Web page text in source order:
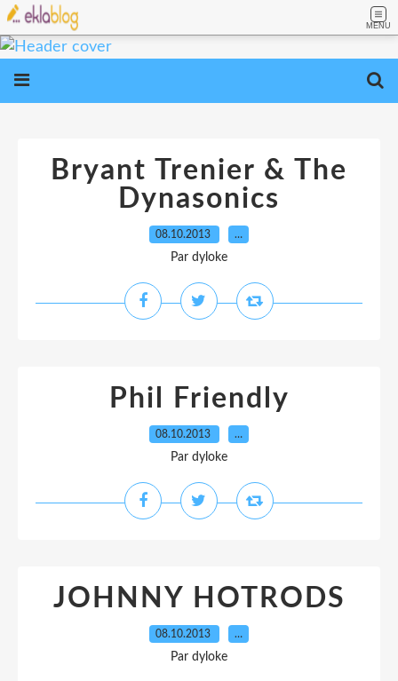
MENU
Bryant Trenier & The
Dynasonics
08.10.2013 …
Par dyloke
Phil Friendly
08.10.2013 …
Par dyloke
JOHNNY HOTRODS
08.10.2013 …
Par dyloke